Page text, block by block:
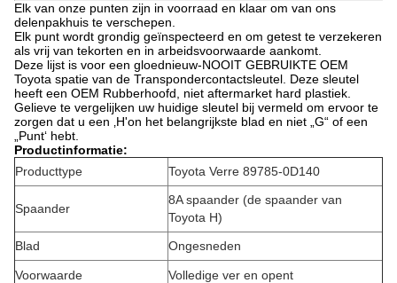
Elk van onze punten zijn in voorraad en klaar om van ons
delenpakhuis te verschepen.
Elk punt wordt grondig geïnspecteerd en om getest te verzekeren
als vrij van tekorten en in arbeidsvoorwaarde aankomt.
Deze lijst is voor een gloednieuw-NOOIT GEBRUIKTE OEM
Toyota spatie van de Transpondercontactsleutel. Deze sleutel
heeft een OEM Rubberhoofd, niet aftermarket hard plastiek.
Gelieve te vergelijken uw huidige sleutel bij vermeld om ervoor te
zorgen dat u een ‚H'on het belangrijkste blad en niet „G“ of een
„Punt‘ hebt.
Productinformatie:
Producttype
Toyota Verre 89785-0D140
Spaander
8A spaander (de spaander van
Toyota H)
Blad
Ongesneden
Voorwaarde
Volledige ver en opent